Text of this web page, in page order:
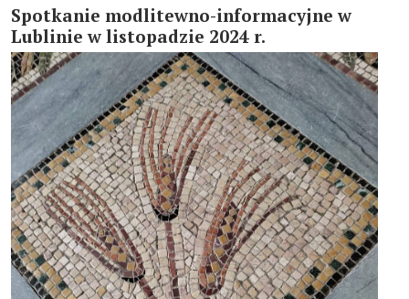
Dokumenty Kościoła
Instytuty świeckie kleryckie
Publikacje
Multimedia
IŚ W POLSCE
TERMINARZ
POLECAMY
Spotkanie modlitewno-informacyjne w
Lublinie w listopadzie 2024 r.